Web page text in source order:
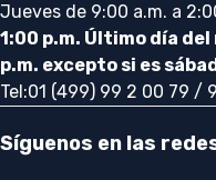
Jueves de 9:00 a.m. a
1:00 p.m. Último día
p.m. excepto si es
Tel:01 (499) 99 2 00 79 /
Síguenos en las